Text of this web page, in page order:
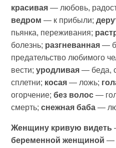
красивая — любовь,
ведром — к прибыли;
пьянка, переживания;
болезнь; разгневанная —
предательство любимого
вести;уродливая — беда,
сплетни; косая — ложь;
огорчение;без волос —
смерть;снежная баба —
Женщину кривую видеть
беременной женщиной —